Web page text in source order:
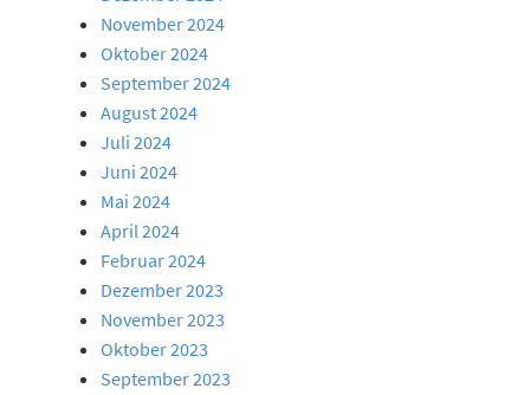
November 2024
Oktober 2024
September 2024
August 2024
Juli 2024
Juni 2024
Mai 2024
April 2024
Februar 2024
Dezember 2023
November 2023
Oktober 2023
September 2023